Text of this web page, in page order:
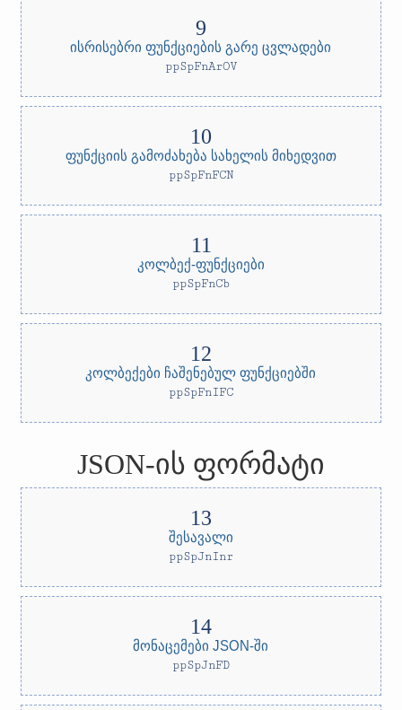
ისრისებრი ფუნქციების გარე ცვლადები
ppSpFnArOV
ფუნქციის გამოძახება სახელის მიხედვით
ppSpFnFCN
კოლბექ-ფუნქციები
ppSpFnCb
კოლბექები ჩაშენებულ ფუნქციებში
ppSpFnIFC
JSON-ის ფორმატი
შესავალი
ppSpJnInr
მონაცემები JSON-ში
ppSpJnFD